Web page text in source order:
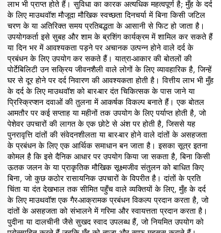
लाभ भी प्राप्त होते हैं। सुविधा का कारक अत्यधिक महत्वपूर्ण है; मुँह के दर्द
के लिए माउथवॉश मौजूदा मौखिक स्वच्छता दिनचर्या में बिना किसी जटिल
चरण के या अतिरिक्त समय प्रतिबद्धता के आसानी से फिट हो जाता है।
उपयोगकर्ता इसे सुबह और शाम के ब्रशिंग कार्यक्रम में शामिल कर सकते हैं
या दिन भर में आवश्यकता पड़ने पर अचानक उत्पन्न होने वाले दर्द के
प्रबंधन के लिए उपयोग कर सकते हैं। यात्रा-आकार की बोतलों की
पोर्टेबिलिटी उन सक्रिय जीवनशैली वाले लोगों के लिए व्यावहारिक है, जिन्हें
घर से दूर होने पर दर्द निवारण की आवश्यकता होती है। वित्तीय लाभ भी मुँह
के दर्द के लिए माउथवॉश को बार-बार दंत चिकित्सक के पास जाने या
प्रिस्क्रिप्शन दवाओं की तुलना में आकर्षक विकल्प बनाते हैं। एक बोतल
आमतौर पर कई सप्ताह या महीनों तक उपयोग के लिए पर्याप्त होती है, जो
पेशेवर उपचारों की लागत के एक छोटे से अंश पर होती है, जिससे यह
पुनरावृत्ति दांतों की संवेदनशीलता या बार-बार होने वाले दांतों के असहजता
के प्रबंधन के लिए एक आर्थिक समाधान बन जाता है। इसका सूत्र इतना
कोमल है कि इसे दैनिक आधार पर उपयोग किया जा सकता है, बिना किसी
ऊतक जलन के या प्राकृतिक मौखिक सूक्ष्मजीव संतुलन को बाधित किए
बिना, जो कुछ कठोर रासायनिक उपचारों के विपरीत है। दांतों के प्रति
चिंता या दंत देखभाल तक सीमित पहुँच वाले व्यक्तियों के लिए, मुँह के दर्द
के लिए माउथवॉश एक गैर-आक्रामक प्रबंधन विकल्प प्रदान करता है, जो
दांतों के असहजता को संभालने में गरिमा और स्वायत्तता प्रदान करता है।
पुदीना या दालचीनी जैसे सुखद स्वाद उपलब्ध हैं, जो नियमित उपयोग को